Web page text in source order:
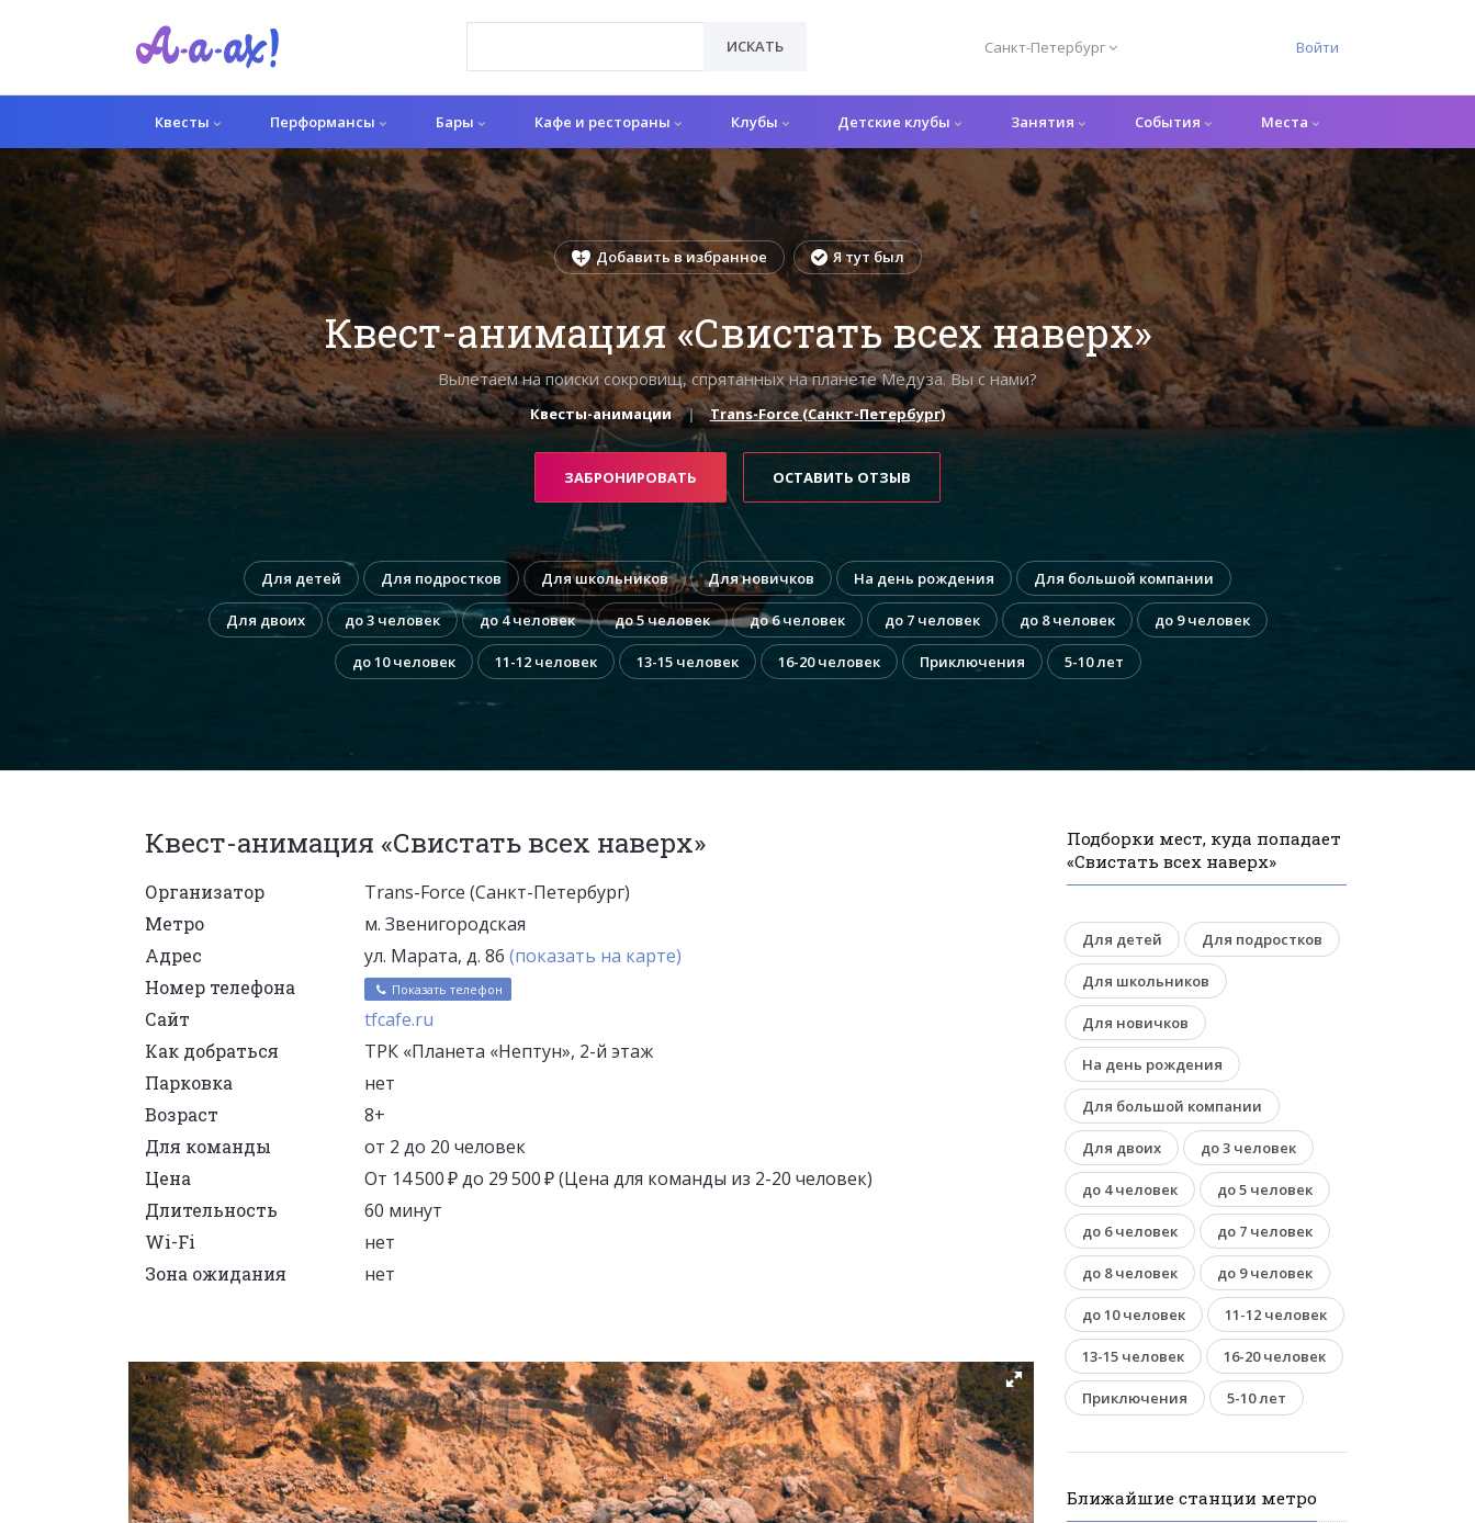
ИСКАТЬ Санкт-Петербург Войти
Квесты Перформансы Бары Кафе и рестораны Клубы Детские клубы Занятия События Места
Добавить в избранное Я тут был
Квест-анимация «Свистать всех наверх»
Вылетаем на поиски сокровищ, спрятанных на планете Медуза. Вы с нами?
Квесты-анимации Trans-Force (Санкт-Петербург)
ЗАБРОНИРОВАТЬ ОСТАВИТЬ ОТЗЫВ
Для детей Для подростков Для школьников Для новичков На день рождения Для большой компании
Для двоих до 3 человек до 4 человек до 5 человек до 6 человек до 7 человек до 8 человек до 9 человек
до 10 человек 11-12 человек 13-15 человек 16-20 человек Приключения 5-10 лет
Квест-анимация «Свистать всех наверх»
Организатор Trans-Force (Санкт-Петербург)
Метро м. Звенигородская
Адрес ул. Марата, д. 86 (показать на карте)
Номер телефона Показать телефон
Сайт tfcafe.ru
Как добраться ТРК «Планета «Нептун», 2-й этаж
Парковка нет
Возраст 8+
Для команды от 2 до 20 человек
Цена От 14 500 ₽ до 29 500 ₽ (Цена для команды из 2-20 человек)
Длительность 60 минут
Wi-Fi нет
Зона ожидания нет
Подборки мест, куда попадает
«Свистать всех наверх»
Для детей Для подростков
Для школьников
Для новичков
На день рождения
Для большой компании
Для двоих до 3 человек
до 4 человек до 5 человек
до 6 человек до 7 человек
до 8 человек до 9 человек
до 10 человек 11-12 человек
13-15 человек 16-20 человек
Приключения 5-10 лет
Ближайшие станции метро